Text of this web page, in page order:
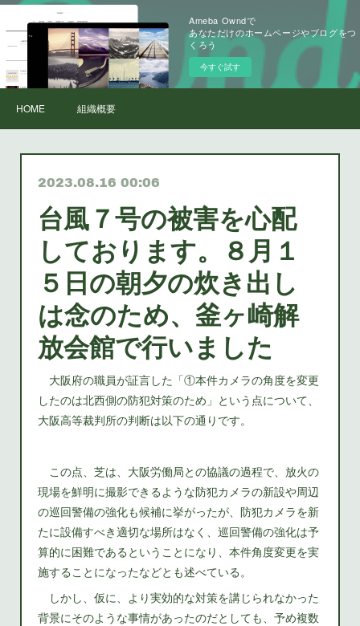
Ameba Owndで
あなただけのホームページやブログをつ
くろう
今すぐ試す
HOME 組織概要
2023.08.16 00:06
台風７号の被害を心配
しております。８月１
５日の朝夕の炊き出し
は念のため、釜ヶ崎解
放会館で行いました
大阪府の職員が証言した「①本件カメラの角度を変更
したのは北西側の防犯対策のため」という点について、
大阪高等裁判所の判断は以下の通りです。
この点、芝は、大阪労働局との協議の過程で、放火の
現場を鮮明に撮影できるような防犯カメラの新設や周辺
の巡回警備の強化も候補に挙がったが、防犯カメラを新
たに設備すべき適切な場所はなく、巡回警備の強化は予
算的に困難であるということになり、本件角度変更を実
施することになったなどとも述べている。
しかし、仮に、より実効的な対策を講じられなかった
背景にそのような事情があったのだとしても、予め複数